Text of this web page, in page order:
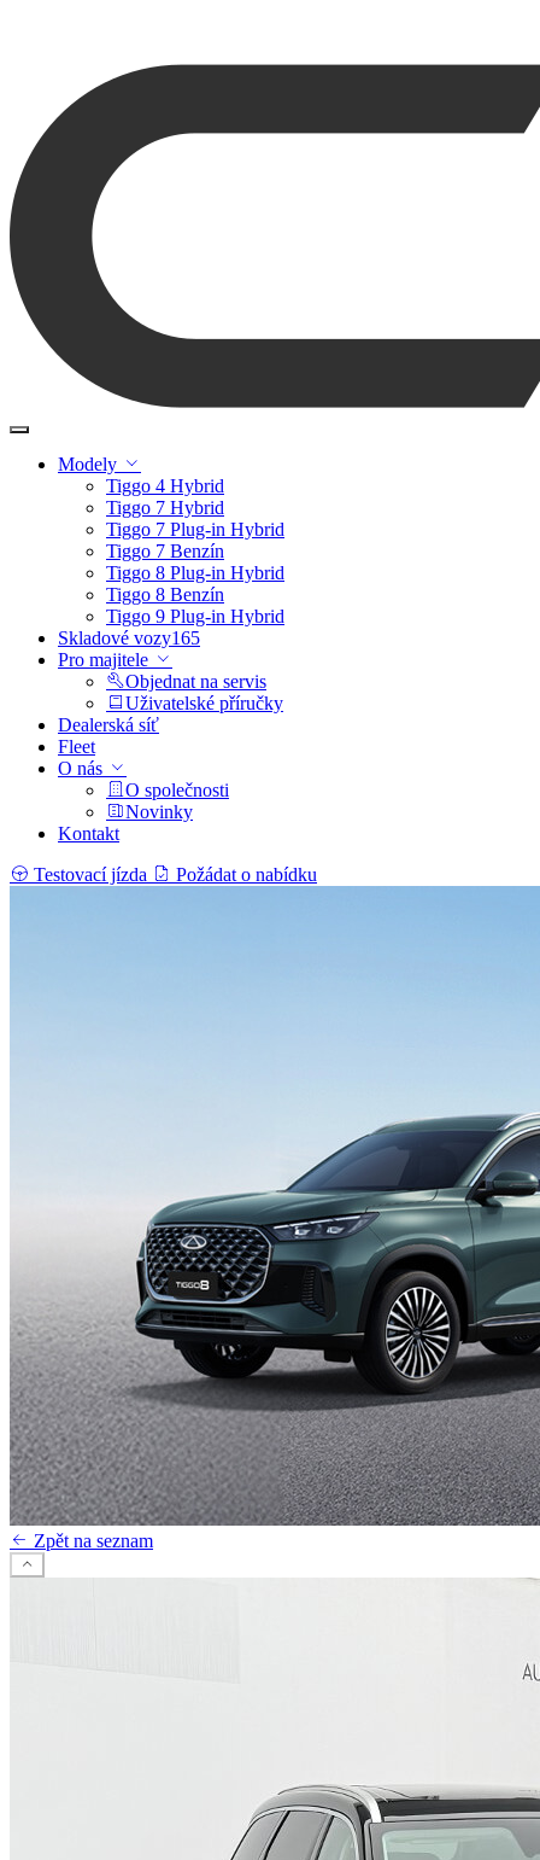
Modely
Tiggo 4 Hybrid
Tiggo 7 Hybrid
Tiggo 7 Plug-in Hybrid
Tiggo 7 Benzín
Tiggo 8 Plug-in Hybrid
Tiggo 8 Benzín
Tiggo 9 Plug-in Hybrid
Skladové vozy165
Pro majitele
Objednat na servis
Uživatelské příručky
Dealerská síť
Fleet
O nás
O společnosti
Novinky
Kontakt
Testovací jízda
Požádat o nabídku
Zpět na seznam